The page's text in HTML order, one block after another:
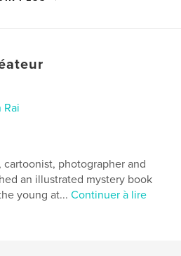
,
Rai
cartoonist, photographer and
an illustrated mystery book
young at...Continuer à lire